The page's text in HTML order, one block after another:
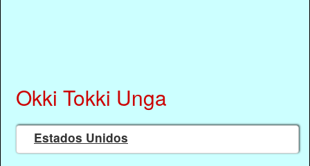
Okki Tokki Unga
Estados Unidos